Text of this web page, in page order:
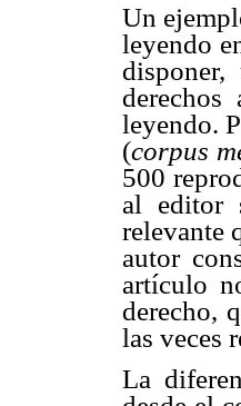
Un
leyendo
leyendo.
(corpus
500
al editor
relevante
autor
artículo
derecho,
las veces
La